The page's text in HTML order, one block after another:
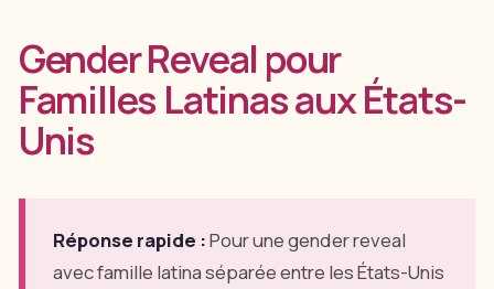
Gender Reveal pour
Familles Latinas aux États-
Unis
Réponse rapide :Pour une gender reveal
avec famille latina séparée entre les États-Unis